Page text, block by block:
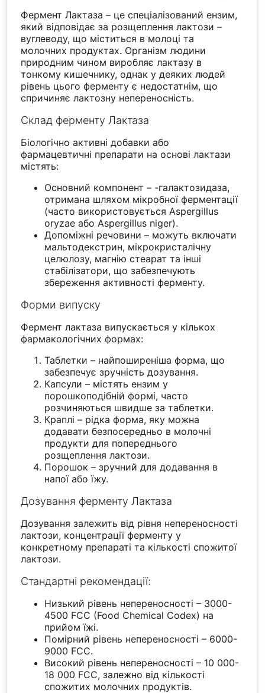
Фермент Лактаза – це спеціалізований ензим,
який відповідає за розщеплення лактози –
вуглеводу, що міститься в молоці та
молочних продуктах. Організм людини
природним чином виробляє лактазу в
тонкому кишечнику, однак у деяких людей
рівень цього ферменту є недостатнім, що
спричиняє лактозну непереносність.
Склад ферменту Лактаза
Біологічно активні добавки або
фармацевтичні препарати на основі лактази
містять:
Основний компонент – -галактозидаза,
отримана шляхом мікробної ферментації
(часто використовується Aspergillus
oryzae або Aspergillus niger).
Допоміжні речовини – можуть включати
мальтодекстрин, мікрокристалічну
целюлозу, магнію стеарат та інші
стабілізатори, що забезпечують
збереження активності ферменту.
Форми випуску
Фермент лактаза випускається у кількох
фармакологічних формах:
Таблетки – найпоширеніша форма, що
забезпечує зручність дозування.
Капсули – містять ензим у
порошкоподібній формі, часто
розчиняються швидше за таблетки.
Краплі – рідка форма, яку можна
додавати безпосередньо в молочні
продукти для попереднього
розщеплення лактози.
Порошок – зручний для додавання в
напої або їжу.
Дозування ферменту Лактаза
Дозування залежить від рівня непереносності
лактози, концентрації ферменту у
конкретному препараті та кількості спожитої
лактози.
Стандартні рекомендації:
Низький рівень непереносності – 3000-
4500 FCC (Food Chemical Codex) на
прийом їжі.
Помірний рівень непереносності – 6000-
9000 FCC.
Високий рівень непереносності – 10 000-
18 000 FCC, залежно від кількості
спожитих молочних продуктів.